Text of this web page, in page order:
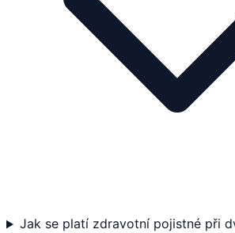
Jak se platí zdravotní pojistné při